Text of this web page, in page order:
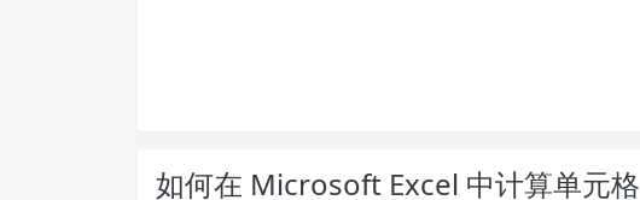
如何在 Microsoft Excel 中计算单元格